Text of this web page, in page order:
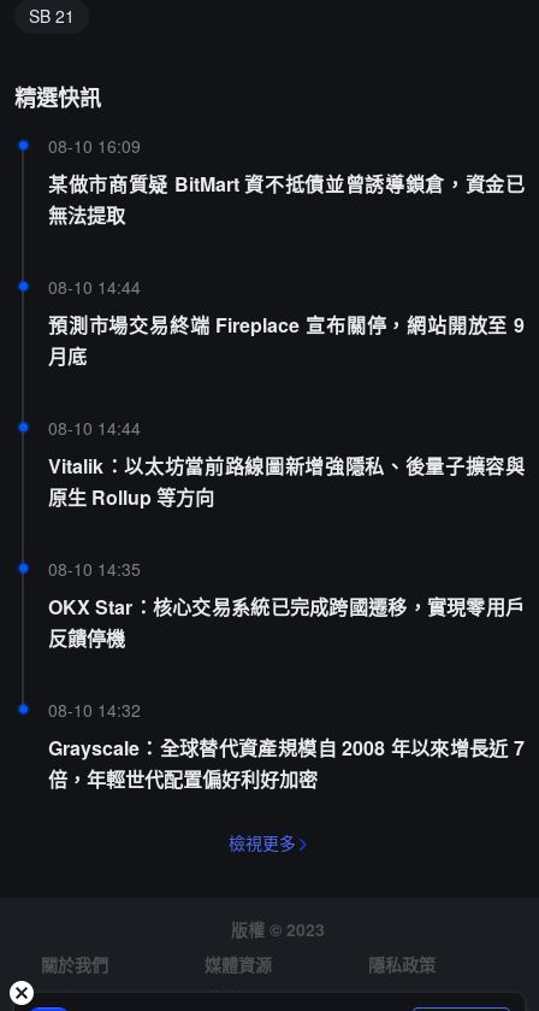
SB 21
精選快訊
08-10 16:09
某做市商質疑 BitMart 資不抵債並曾誘導鎖倉，資金已
無法提取
08-10 14:44
預測市場交易終端 Fireplace 宣布關停，網站開放至 9
月底
08-10 14:44
Vitalik：以太坊當前路線圖新增強隱私、後量子擴容與
原生 Rollup 等方向
08-10 14:35
OKX Star：核心交易系統已完成跨國遷移，實現零用戶
反饋停機
08-10 14:32
Grayscale：全球替代資產規模自 2008 年以來增長近 7
倍，年輕世代配置偏好利好加密
檢視更多
版權 © 2023
關於我們
媒體資源
隱私政策
風險提示
徵才